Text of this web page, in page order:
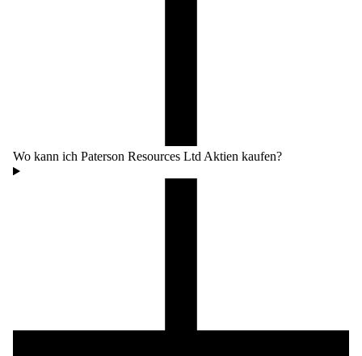
Wo kann ich Paterson Resources Ltd Aktien kaufen?